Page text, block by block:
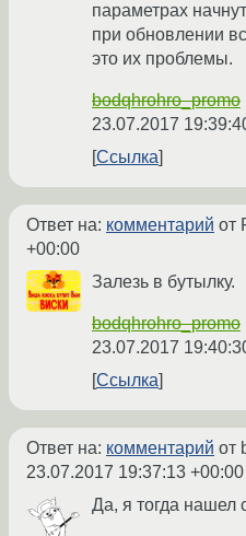
параметрах
при обновлении
это их проблемы.
bodqhrohro_promo
23.07.2017
Ссылка
Ответ на: комментарий от
+00:00
Залезь в бутылку.
bodqhrohro_promo
23.07.2017
Ссылка
Ответ на: комментарий от
23.07.2017 19:37:13 +00:00
Да, я тогда нашел